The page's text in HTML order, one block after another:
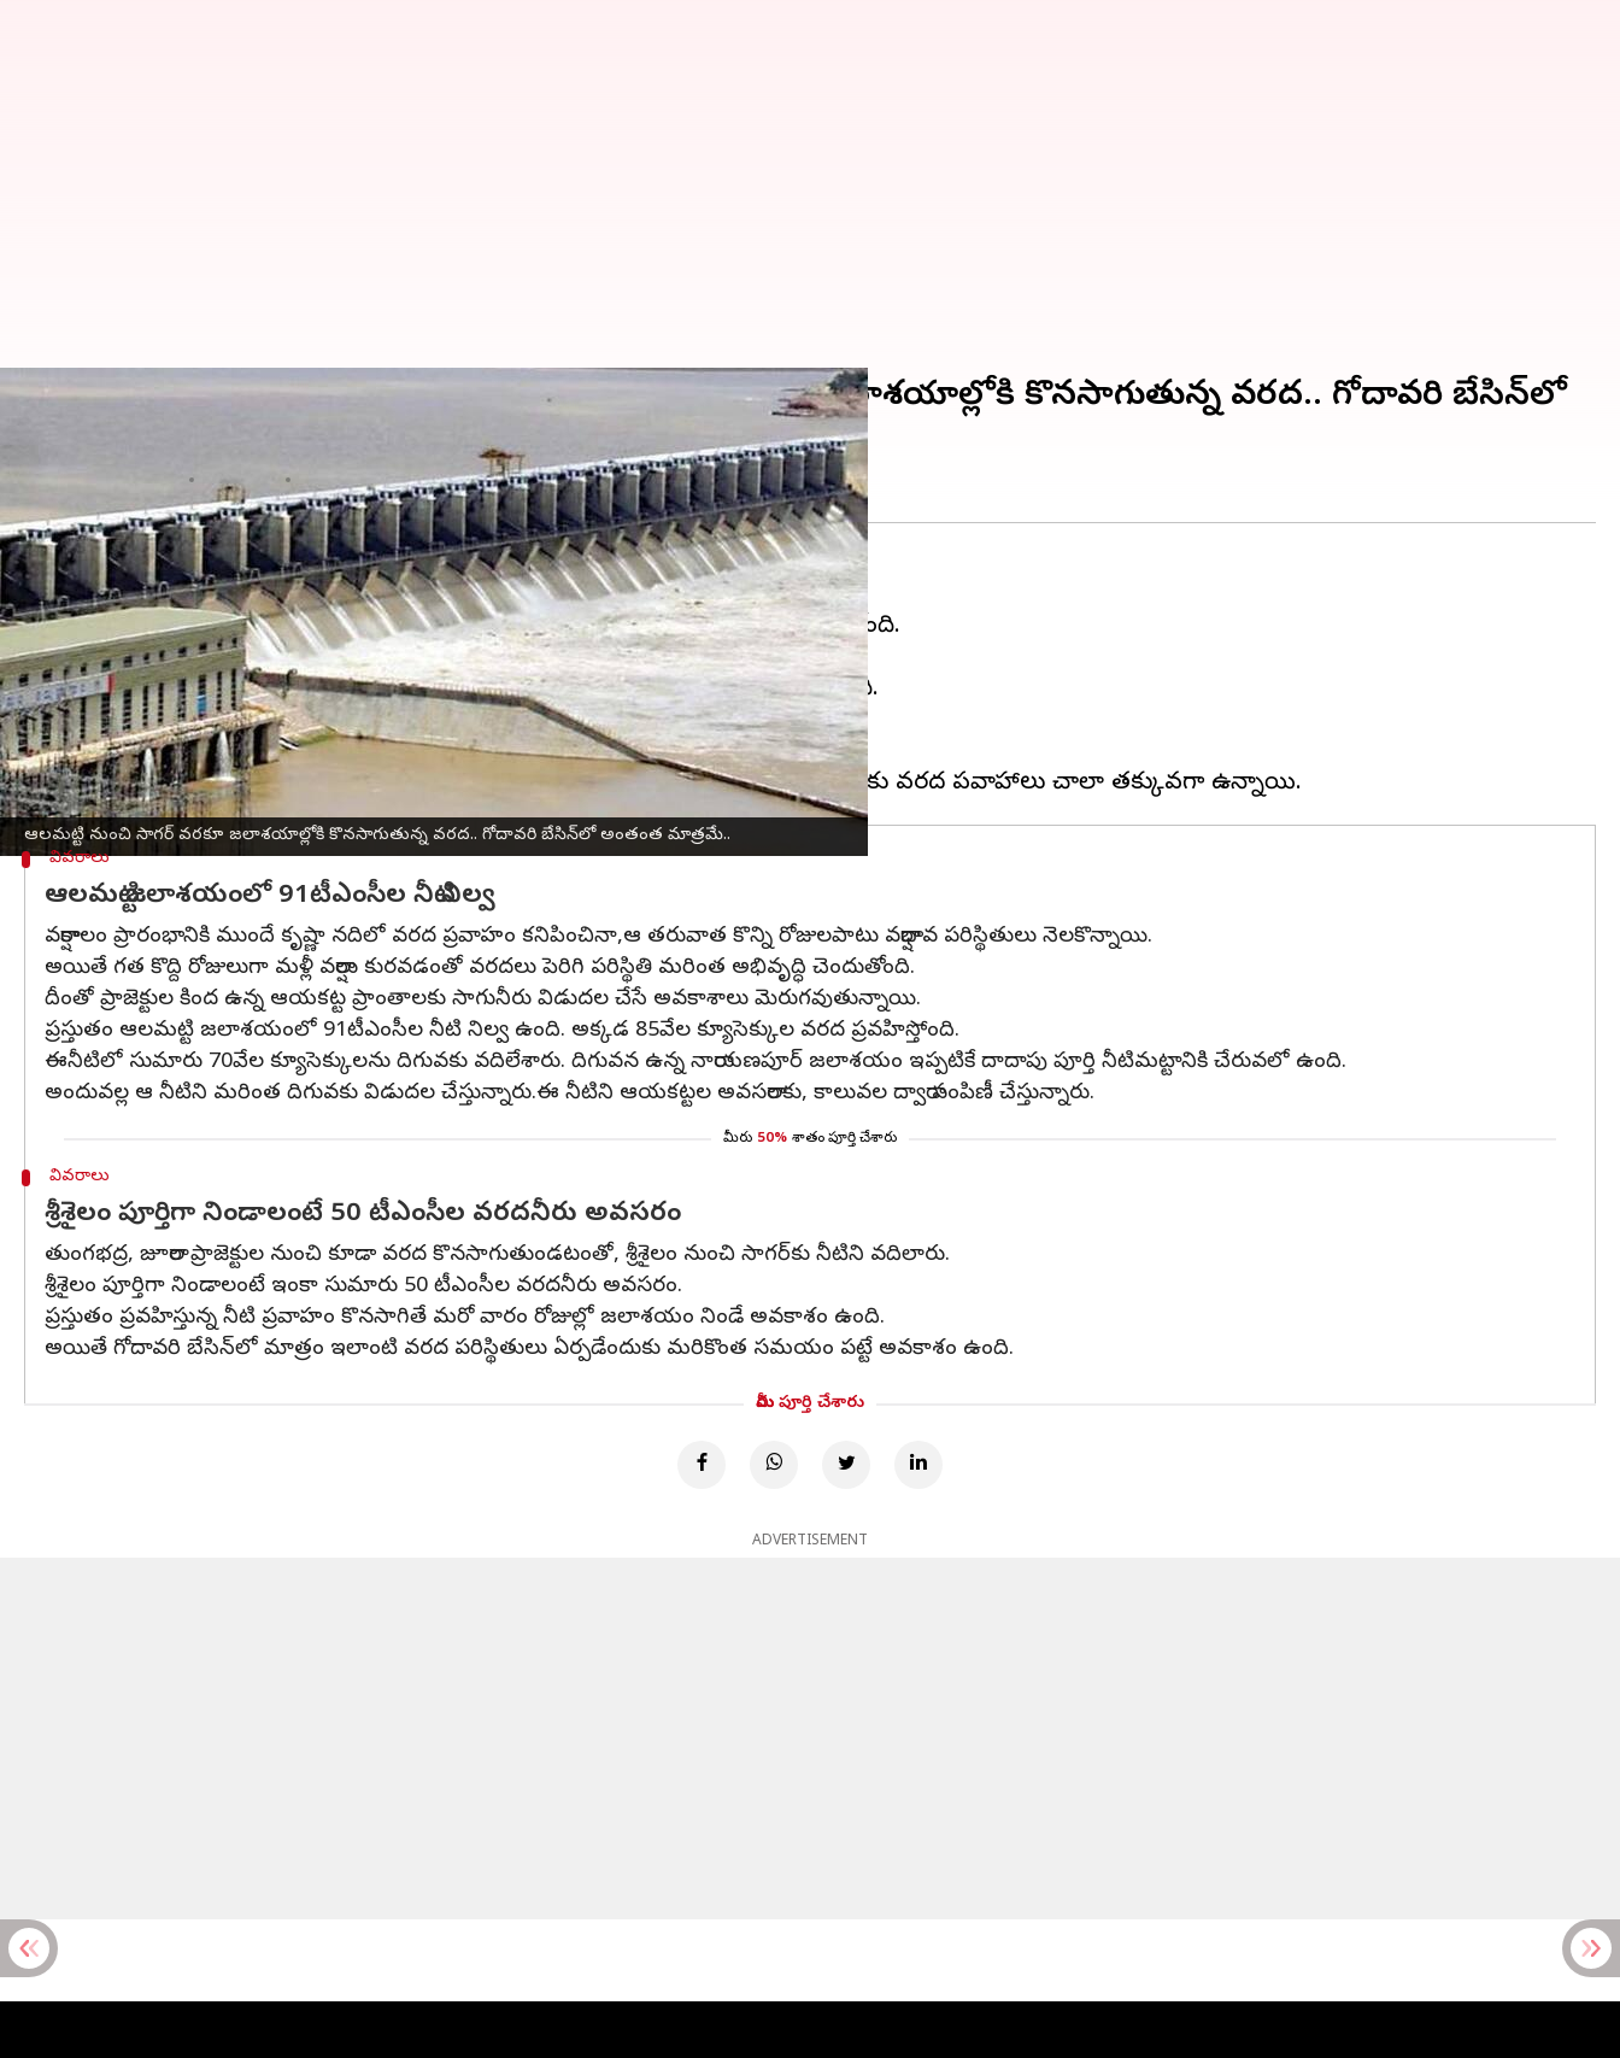
ఆలమట్టి నుంచి సాగర్‌ వరకూ జలాశయాల్లోకి కొనసాగుతున్న వరద.. గోదావరి బేసిన్‌లో అంతంత మాత్రమే..
Krishna-Godavari Rivers: ఆలమట్టి నుంచి సాగర్‌ వరకూ జలాశయాల్లోకి కొనసాగుతున్న వరద.. గోదావరి బేసిన్‌లో
Jul 03, 2025
ఈ వార్తాకథనం ఏంటి
ప్రస్తుతం కృష్ణా నదీ తటాకంలో ఉన్న రిజర్వాయర్లు జలకళను సంతరించుకుంటున్నాయి.
ఆలమట్టి నుంచినాగార్జునసాగర్‌వరకు ఉన్న అన్ని ప్రాజెక్టులలోకి వరద ప్రవాహం కొనసాగుతోంది.
ఈ వర్షాకాలంలో ఇప్పటి వరకూశ్రీశైలం
లోకి సుమారుగా 140 టీఎంసీల వరదనీరు చేరింది.
ప్రస్తుతం శ్రీశైలం జలాశయం నుంచి నాగార్జునసాగర్‌కు నీటిని విడుదల చేయడం ప్రారంభమైంది.
అయితే గోదావరి నదీ పరివాహక ప్రాంతంలో మాత్రం ఇదే స్థితి కనిపించడం లేదు.
ఇప్పటి వరకు గోదావరిలోని నీటి నిల్వలు స్వల్పంగా మాత్రమే పెరిగాయి.
వివరాలు
ఆలమట్టి జలాశయంలో 91టీఎంసీల నీటి నిల్వ
వర్షాకాలం ప్రారంభానికి ముందే కృష్ణా నదిలో వరద ప్రవాహం కనిపించినా,ఆ తరువాత కొన్ని రోజులపాటు వర్షాభావ పరిస్థితులు నెలకొన్నాయి.
అయితే గత కొద్ది రోజులుగా మళ్లీ వర్షాలు కురవడంతో వరదలు పెరిగి పరిస్థితి మరింత అభివృద్ధి చెందుతోంది.
దీంతో ప్రాజెక్టుల కింద ఉన్న ఆయకట్ట ప్రాంతాలకు సాగునీరు విడుదల చేసే అవకాశాలు మెరుగవుతున్నాయి.
ప్రస్తుతం ఆలమట్టి జలాశయంలో 91టీఎంసీల నీటి నిల్వ ఉంది. అక్కడ 85వేల క్యూసెక్కుల వరద ప్రవహిస్తోంది.
ఈనీటిలో సుమారు 70వేల క్యూసెక్కులను దిగువకు వదిలేశారు. దిగువన ఉన్న నారాయణపూర్ జలాశయం ఇప్పటికే దాదాపు పూర్తి నీటిమట్టానికి చేరువలో ఉంది.
అందువల్ల ఆ నీటిని మరింత దిగువకు విడుదల చేస్తున్నారు.ఈ నీటిని ఆయకట్టల అవసరాలకు, కాలువల ద్వారా పంపిణీ చేస్తున్నారు.
మీరు 50% శాతం పూర్తి చేశారు
వివరాలు
శ్రీశైలం పూర్తిగా నిండాలంటే 50 టీఎంసీల వరదనీరు అవసరం
తుంగభద్ర, జూరాల ప్రాజెక్టుల నుంచి కూడా వరద కొనసాగుతుండటంతో, శ్రీశైలం నుంచి సాగర్‌కు నీటిని వదిలారు.
శ్రీశైలం పూర్తిగా నిండాలంటే ఇంకా సుమారు 50 టీఎంసీల వరదనీరు అవసరం.
ప్రస్తుతం ప్రవహిస్తున్న నీటి ప్రవాహం కొనసాగితే మరో వారం రోజుల్లో జలాశయం నిండే అవకాశం ఉంది.
అయితే గోదావరి బేసిన్‌లో మాత్రం ఇలాంటి వరద పరిస్థితులు ఏర్పడేందుకు మరికొంత సమయం పట్టే అవకాశం ఉంది.
మీరు పూర్తి చేశారు
ADVERTISEMENT